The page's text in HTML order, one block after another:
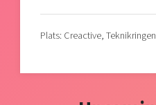
Plats: Creactive,